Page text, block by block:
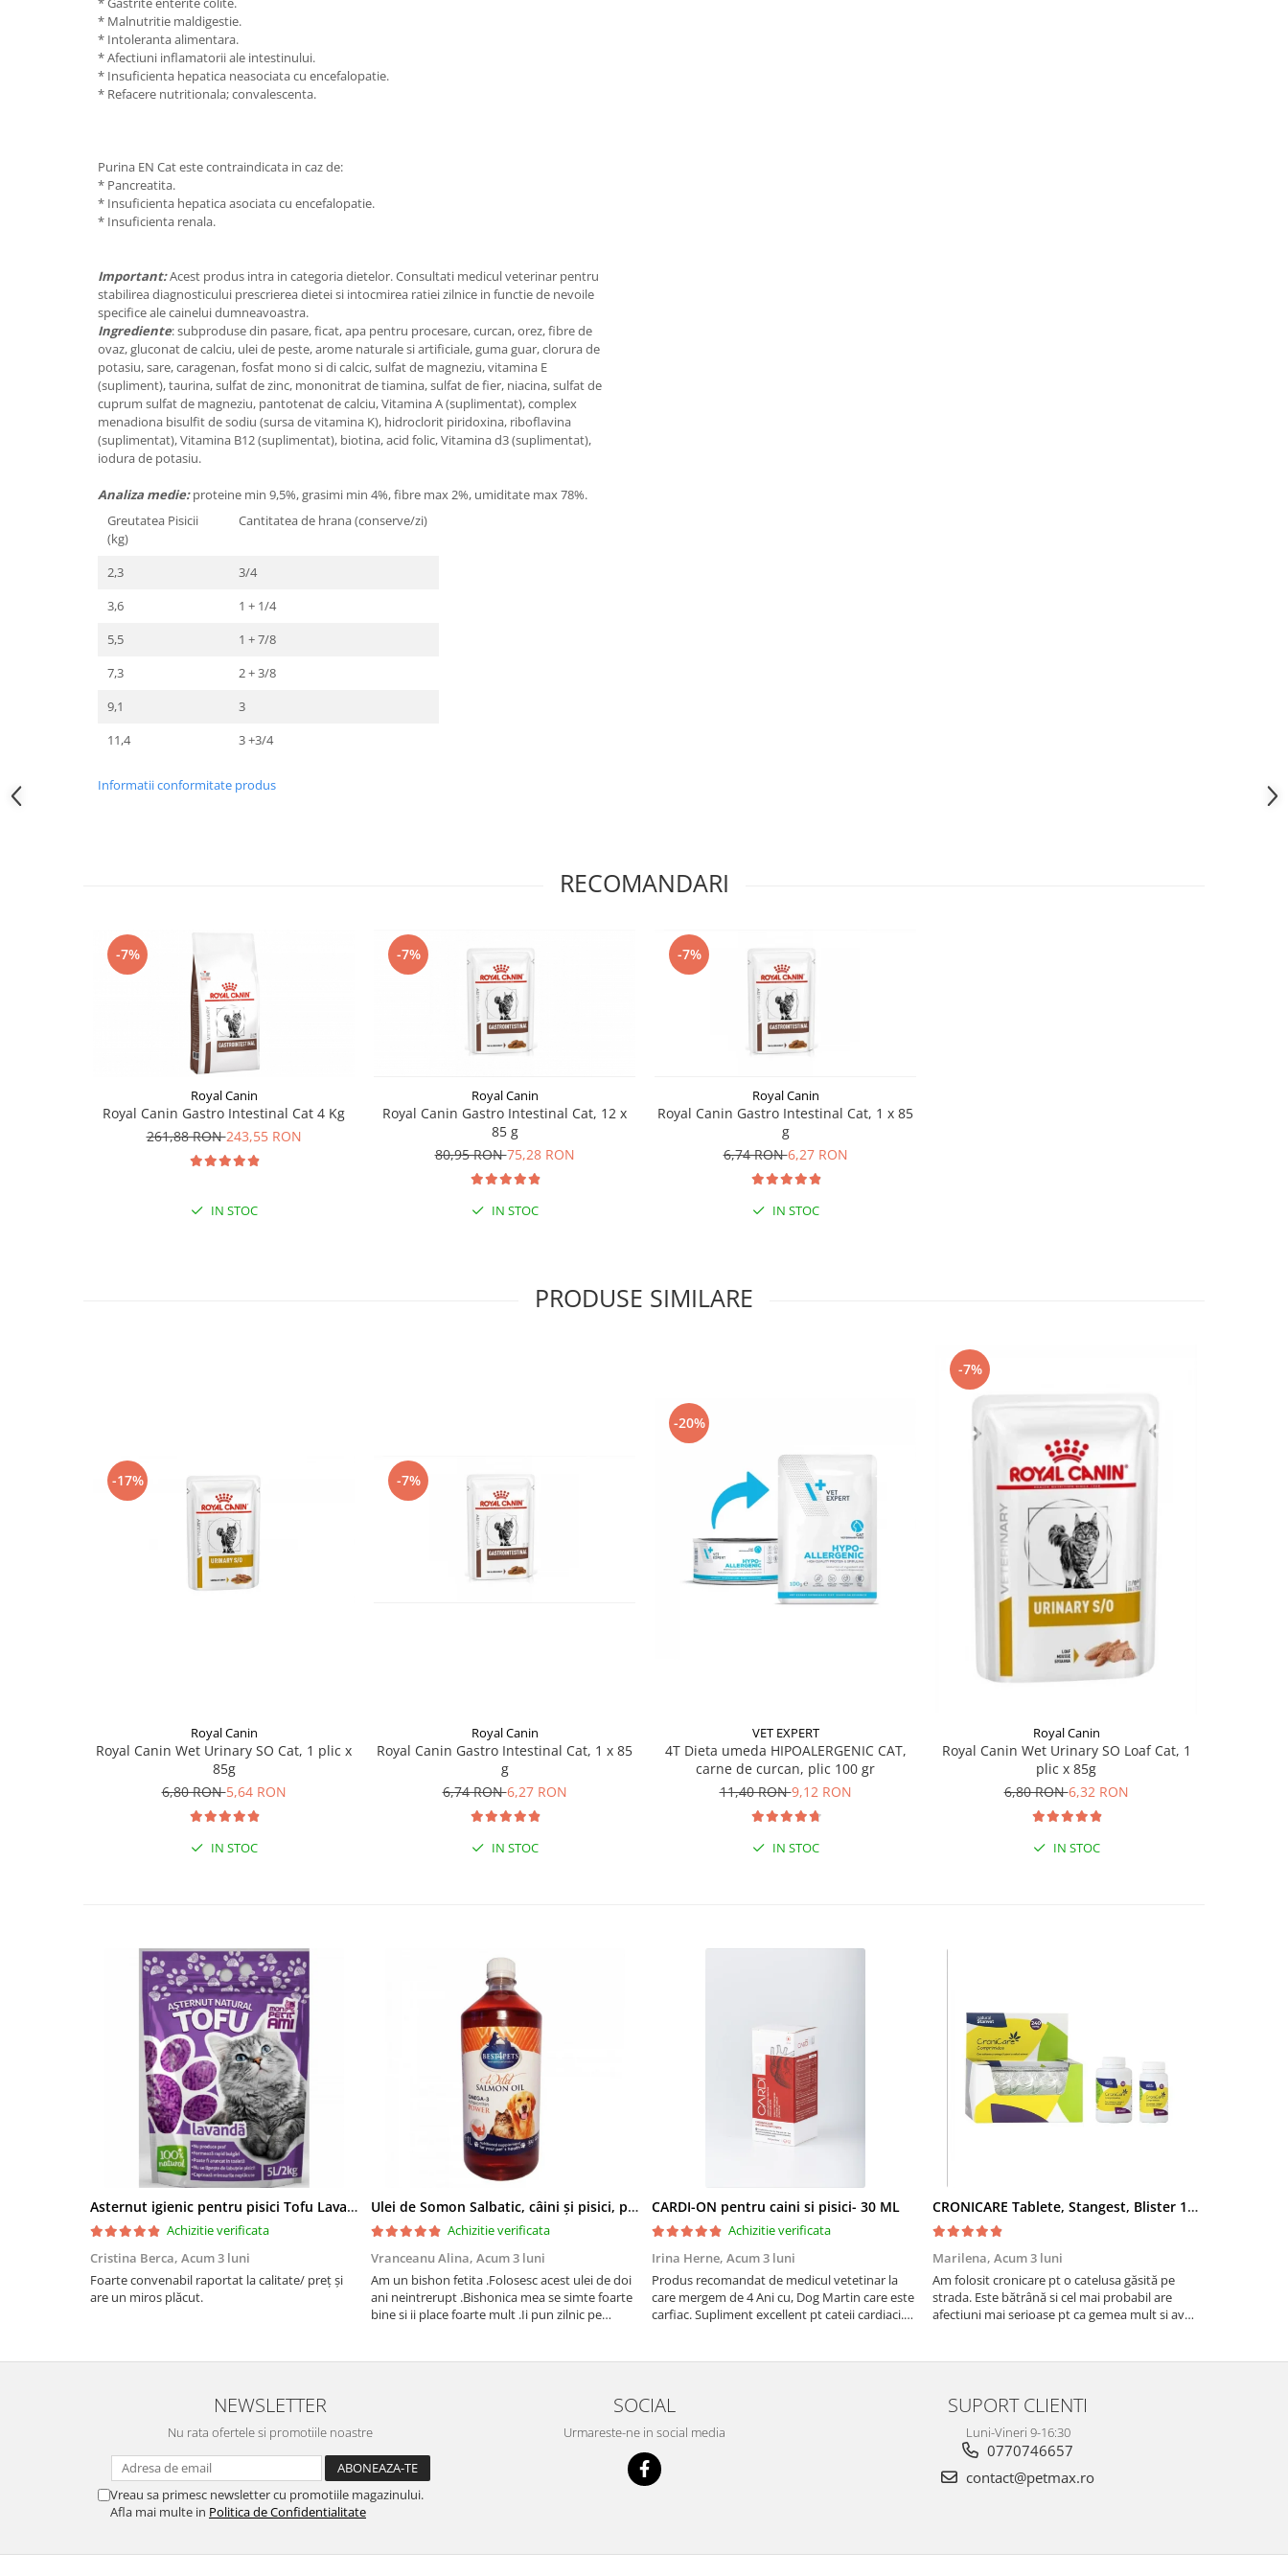
Sampoane si Balsamuri
Servetele Umede
Covorase absorbante
Curatare Ochi
Solutii Atractante si repelente
Custi transport - Pisici
Lese, Hamuri si Zgarzi
Paturi, perne si cosuri pentru pisici
* Malnutritie maldigestie .
* Intoleranta alimentara .
* Afectiuni inflamatorii ale intestinului .
* Insuficienta hepatica neasociata cu encefalopatie .
* Refacere nutritionala; convalescenta .
Purina EN Cat este contraindicata in caz de:
* Pancreatita .
* Insuficienta hepatica asociata cu encefalopatie .
* Insuficienta renala .
Important:Acest produs intra in categoria dietelor. Consultati medicul veterinar pentru
stabilirea diagnosticului prescrierea dietei si intocmirea ratiei zilnice in functie de nevoile
specifice ale cainelui dumneavoastra.
Ingrediente: subproduse din pasare, ficat, apa pentru procesare, curcan, orez, fibre de
ovaz, gluconat de calciu, ulei de peste, arome naturale si artificiale, guma guar, clorura de
potasiu, sare, caragenan, fosfat mono si di calcic, sulfat de magneziu, vitamina E
(supliment), taurina, sulfat de zinc, mononitrat de tiamina, sulfat de fier, niacina, sulfat de
cuprum sulfat de magneziu, pantotenat de calciu, Vitamina A (suplimentat), complex
menadiona bisulfit de sodiu (sursa de vitamina K), hidroclorit piridoxina, riboflavina
(suplimentat), Vitamina B12 (suplimentat), biotina, acid folic, Vitamina d3 (suplimentat),
iodura de potasiu.
Analiza medie:proteine min 9,5%, grasimi min 4%, fibre max 2%, umiditate max 78%.
Greutatea Pisicii
(kg)
Cantitatea de hrana (conserve/zi)
2,3
3/4
3,6
1 + 1/4
5,5
1 + 7/8
7,3
2 + 3/8
9,1
3
11,4
3 +3/4
Informatii conformitate produs
RECOMANDARI
-7%
Royal Canin
Royal Canin Gastro Intestinal Cat 4 Kg
261,88 RON243,55 RON
IN STOC
-7%
Royal Canin
Royal Canin Gastro Intestinal Cat, 12 x
85 g
80,95 RON75,28 RON
IN STOC
-7%
Royal Canin
Royal Canin Gastro Intestinal Cat, 1 x 85
g
6,74 RON6,27 RON
IN STOC
PRODUSE SIMILARE
-17%
Royal Canin
Royal Canin Wet Urinary SO Cat, 1 plic x
85g
6,80 RON5,64 RON
IN STOC
-7%
Royal Canin
Royal Canin Gastro Intestinal Cat, 1 x 85
g
6,74 RON6,27 RON
IN STOC
-20%
VET EXPERT
4T Dieta umeda HIPOALERGENIC CAT,
carne de curcan, plic 100 gr
11,40 RON9,12 RON
IN STOC
-7%
Royal Canin
Royal Canin Wet Urinary SO Loaf Cat, 1
plic x 85g
6,80 RON6,32 RON
IN STOC
Asternut igienic pentru pisici Tofu Lavanda, Mon Petit 5 l
Achizitie verificata
Cristina Berca, Acum 3 luni
Foarte convenabil raportat la calitate/ preț și
are un miros plăcut.
Ulei de Somon Salbatic, câini și pisici, piele si blană, BEST4PETS, 1l
Achizitie verificata
Vranceanu Alina, Acum 3 luni
Am un bishon fetita .Folosesc acest ulei de doi
ani neintrerupt .Bishonica mea se simte foarte
bine si ii place foarte mult .Ii pun zilnic pe
CARDI-ON pentru caini si pisici- 30 ML
Achizitie verificata
Irina Herne, Acum 3 luni
Produs recomandat de medicul vetetinar la
care mergem de 4 Ani cu, Dog Martin care este
carfiac. Supliment excellent pt cateii cardiaci.
CRONICARE Tablete, Stangest, Blister 10 tabs
Marilena, Acum 3 luni
Am folosit cronicare pt o catelusa găsită pe
strada. Este bătrână si cel mai probabil are
afectiuni mai serioase pt ca gemea mult si avea
cred ca se simte ma...
NEWSLETTER
Nu rata ofertele si promotiile noastre
Vreau sa primesc newsletter cu promotiile magazinului.
Afla mai multe in Politica de Confidentialitate
SOCIAL
Urmareste-ne in social media
SUPORT CLIENTI
Luni-Vineri 9-16:30
0770746657
contact@petmax.ro